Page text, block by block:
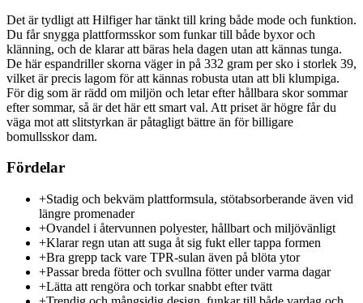
Det är tydligt att Hilfiger har tänkt till kring både mode och funktion.
Du får snygga plattformsskor som funkar till både byxor och
klänning, och de klarar att bäras hela dagen utan att kännas tunga.
De här espandriller skorna väger in på 332 gram per sko i storlek 39,
vilket är precis lagom för att kännas robusta utan att bli klumpiga.
För dig som är rädd om miljön och letar efter hållbara skor sommar
efter sommar, så är det här ett smart val. Att priset är högre får du
väga mot att slitstyrkan är påtagligt bättre än för billigare
bomullsskor dam.
Fördelar
+Stadig och bekväm plattformsula, stötabsorberande även vid
längre promenader
+Ovandel i återvunnen polyester, hållbart och miljövänligt
+Klarar regn utan att suga åt sig fukt eller tappa formen
+Bra grepp tack vare TPR-sulan även på blöta ytor
+Passar breda fötter och svullna fötter under varma dagar
+Lätta att rengöra och torkar snabbt efter tvätt